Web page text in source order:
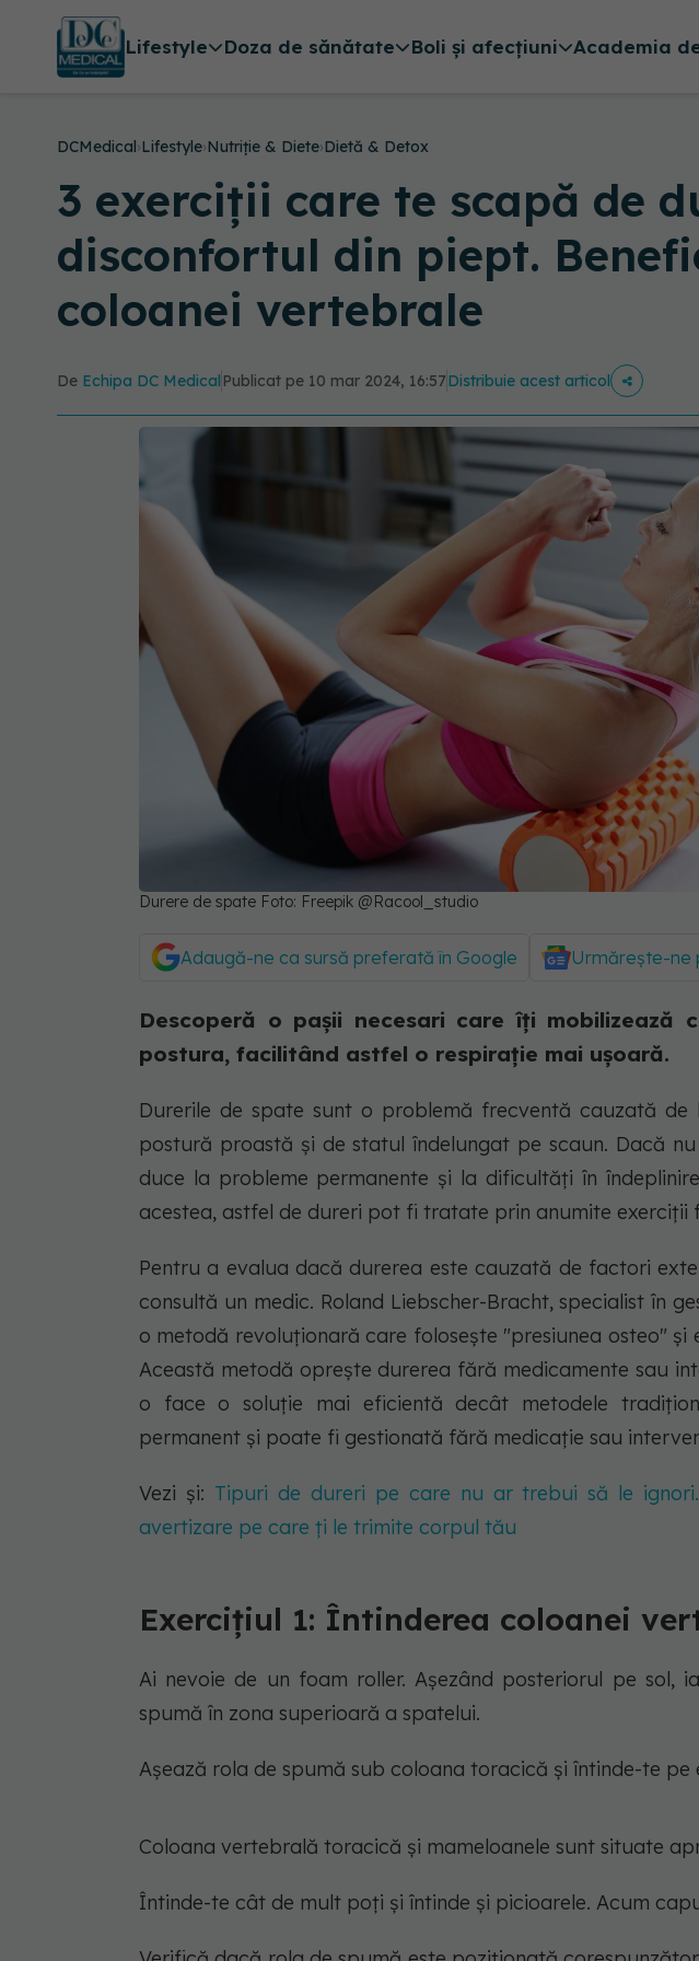
Lifestyle Doza de sănătate Boli și afecțiuni Academia
DCMedical›Lifestyle›Nutriție & Diete›Dietă & Detox
3 exerciții care te scapă de
disconfortul din piept.
coloanei vertebrale
De Echipa DC Medical Publicat pe 10 mar 2024, 16:57Distribuie acest articol
Durere de spate Foto: Freepik @Racool_studio
Adaugă-ne ca sursă preferată în Google Urmărește-ne
Descoperă o pașii necesari care îți mobilizează
postura, facilitând astfel o respirație mai ușoară.
Durerile de spate sunt o problemă frecventă cauzată de
postură proastă și de statul îndelungat pe scaun. Dacă
duce la probleme permanente și la dificultăți în
acestea, astfel de dureri pot fi tratate prin anumite exerciții
Pentru a evalua dacă durerea este cauzată de factori
consultă un medic. Roland Liebscher-Bracht, specialist în
o metodă revoluționară care folosește "presiunea osteo" și
Această metodă oprește durerea fără medicamente sau
o face o soluție mai eficientă decât metodele
permanent și poate fi gestionată fără medicație sau
Vezi și: Tipuri de dureri pe care nu ar trebui să le
avertizare pe care ți le trimite corpul tău
Exercițiul 1: Întinderea coloanei
Ai nevoie de un foam roller. Așezând posteriorul pe sol,
spumă în zona superioară a spatelui.
Așează rola de spumă sub coloana toracică și întinde-te pe
Coloana vertebrală toracică și mameloanele sunt situate
Întinde-te cât de mult poți și întinde și picioarele. Acum